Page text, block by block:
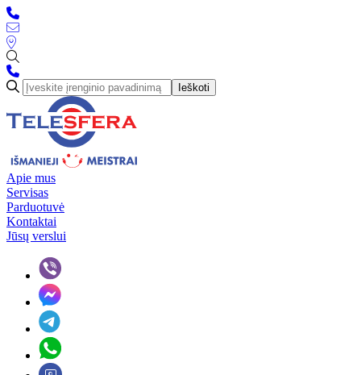
Ieškoti
Apie mus
Servisas
Parduotuvė
Kontaktai
Jūsų verslui